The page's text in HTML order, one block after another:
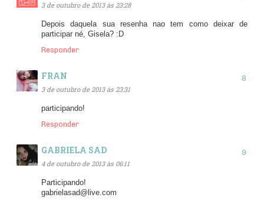
3 de outubro de 2013 às 23:28
Depois daquela sua resenha nao tem como deixar de
participar né, Gisela? :D
Responder
FRAN
3 de outubro de 2013 às 23:31
participando!
Responder
GABRIELA SAD
4 de outubro de 2013 às 06:11
Participando!
gabrielasad@live.com